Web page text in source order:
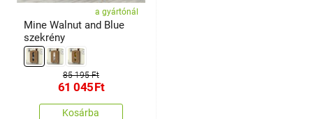
a gyártónál
Mine Walnut and Blue
szekrény
85 195 Ft
61 045Ft
Kosárba